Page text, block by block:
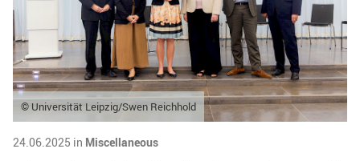
© Universität Leipzig/Swen Reichhold
24.06.2025 in Miscellaneous